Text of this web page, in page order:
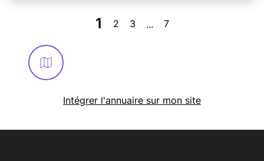
1 2 3 ... 7
Intégrer l'annuaire sur mon site